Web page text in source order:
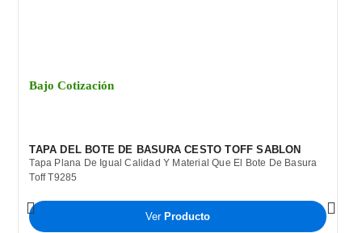
Bajo Cotización
TAPA DEL BOTE DE BASURA CESTO TOFF SABLON
Tapa Plana De Igual Calidad Y Material Que El Bote De Basura
Toff T9285
Ver Producto